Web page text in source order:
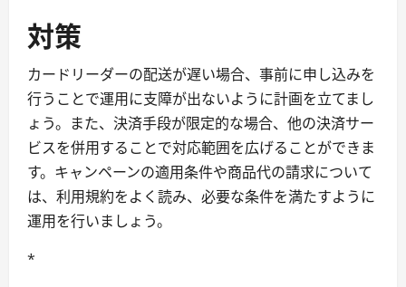
対策
カードリーダーの配送が遅い場合、事前に申し込みを
行うことで運用に支障が出ないように計画を立てまし
ょう。また、決済手段が限定的な場合、他の決済サー
ビスを併用することで対応範囲を広げることができま
す。キャンペーンの適用条件や商品代の請求について
は、利用規約をよく読み、必要な条件を満たすように
運用を行いましょう。
*